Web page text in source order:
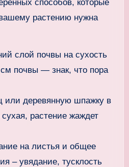
способов, которые
растению нужна
слой почвы на сухость
почвы — знак, что пора
или деревянную шпажку в
растение жаждет
на листья и общее
– увядание, тусклость